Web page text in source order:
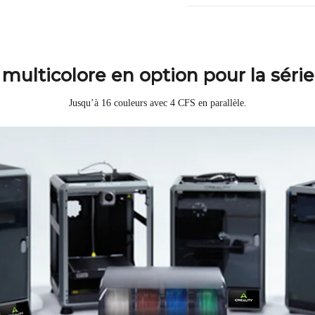
en option pour la série
Jusqu’à 16 couleurs avec 4 CFS en parallèle.